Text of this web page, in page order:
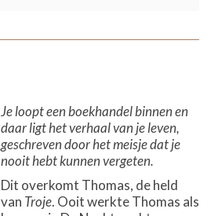
Je loopt een boekhandel binnen en
daar ligt het verhaal van je leven,
geschreven door het meisje dat je
nooit hebt kunnen vergeten.
Dit overkomt Thomas, de held
van Troje. Ooit werkte Thomas als